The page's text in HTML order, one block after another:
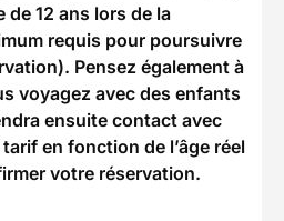
de 12 ans lors de la
requis pour poursuivre
Pensez également à
voyagez avec des enfants
ensuite contact avec
en fonction de l’âge réel
votre réservation.